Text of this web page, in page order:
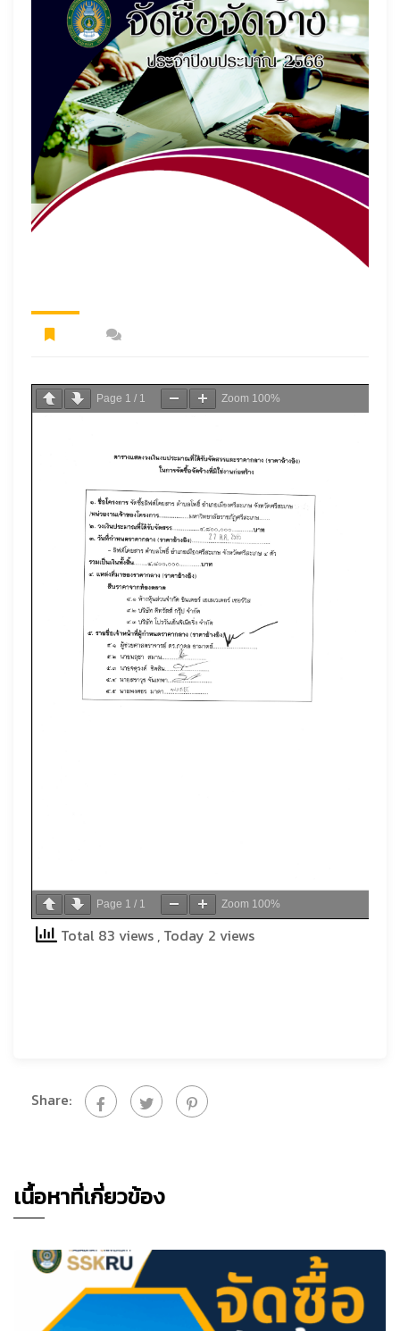
Page 1 / 1 Zoom 100%
Page 1 / 1 Zoom 100%
Total 83 views , Today 2 views
Share:
เนื้อหาที่เกี่ยวข้อง